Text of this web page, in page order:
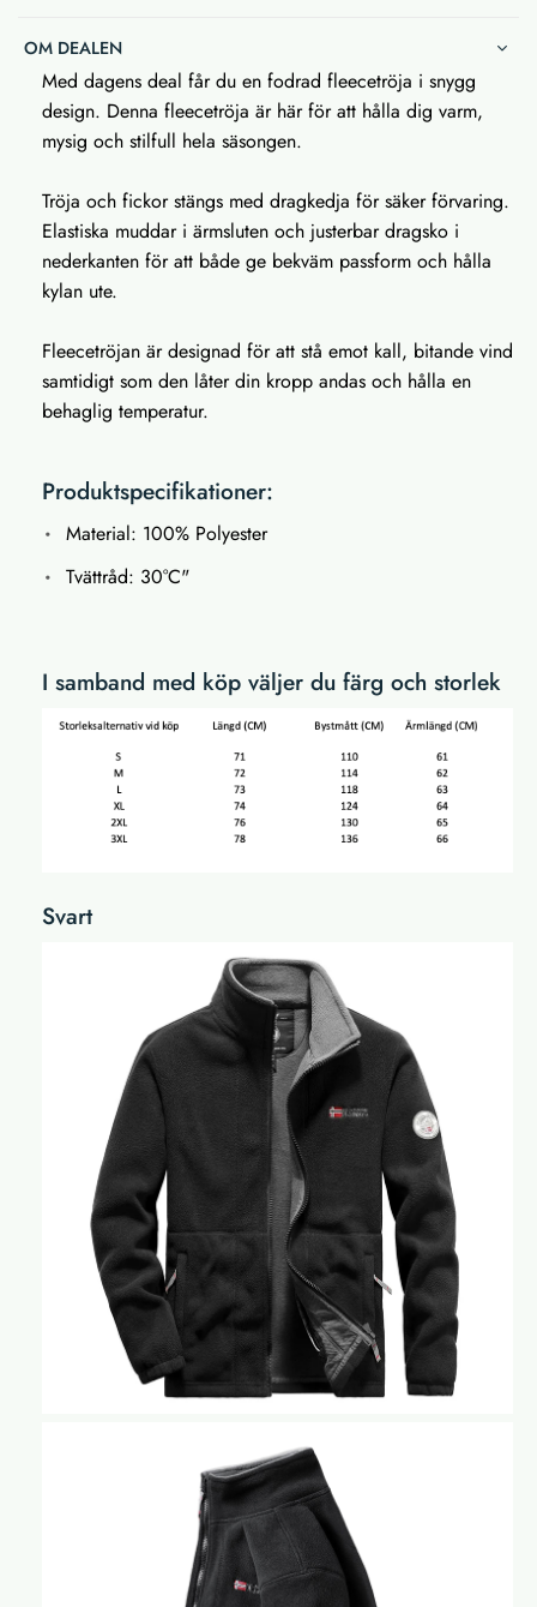
OM DEALEN
Med dagens deal får du en fodrad fleecetröja i snygg
design. Denna fleecetröja är här för att hålla dig varm,
mysig och stilfull hela säsongen.
Tröja och fickor stängs med dragkedja för säker förvaring.
Elastiska muddar i ärmsluten och justerbar dragsko i
nederkanten för att både ge bekväm passform och hålla
kylan ute.
Fleecetröjan är designad för att stå emot kall, bitande vind
samtidigt som den låter din kropp andas och hålla en
behaglig temperatur.
Produktspecifikationer:
Material: 100% Polyester
Tvättråd: 30°C"
I samband med köp väljer du färg och storlek
Svart